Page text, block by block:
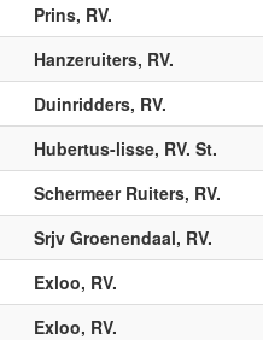
Prins, RV.
Hanzeruiters, RV.
Duinridders, RV.
Hubertus-lisse, RV. St.
Schermeer Ruiters, RV.
Srjv Groenendaal, RV.
Exloo, RV.
Exloo, RV.